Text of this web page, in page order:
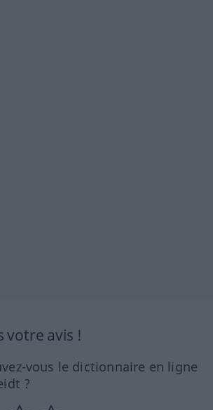
votre avis !
vous le dictionnaire en ligne
?